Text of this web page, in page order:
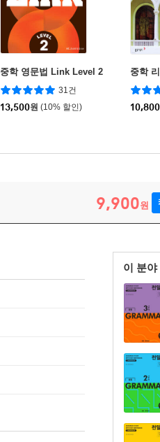
중학 영문법 Link Level 2
31건
13,500원 (10% 할인)
중학
10,800
9,900원
이 분야